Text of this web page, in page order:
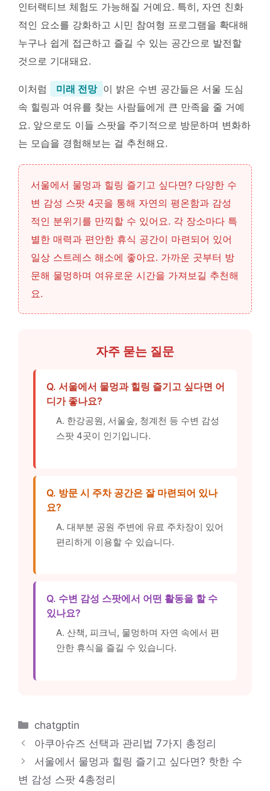
인터랙티브 체험도 가능해질 거예요. 특히, 자연 친화
적인 요소를 강화하고 시민 참여형 프로그램을 확대해
누구나 쉽게 접근하고 즐길 수 있는 공간으로 발전할
것으로 기대돼요.
이처럼 미래 전망 이 밝은 수변 공간들은 서울 도심
속 힐링과 여유를 찾는 사람들에게 큰 만족을 줄 거예
요. 앞으로도 이들 스팟을 주기적으로 방문하며 변화하
는 모습을 경험해보는 걸 추천해요.
서울에서 물멍과 힐링 즐기고 싶다면? 다양한 수
변 감성 스팟 4곳을 통해 자연의 평온함과 감성
적인 분위기를 만끽할 수 있어요. 각 장소마다 특
별한 매력과 편안한 휴식 공간이 마련되어 있어
일상 스트레스 해소에 좋아요. 가까운 곳부터 방
문해 물멍하며 여유로운 시간을 가져보길 추천해
요.
자주 묻는 질문
Q. 서울에서 물멍과 힐링 즐기고 싶다면 어
디가 좋나요?
A. 한강공원, 서울숲, 청계천 등 수변 감성
스팟 4곳이 인기입니다.
Q. 방문 시 주차 공간은 잘 마련되어 있나
요?
A. 대부분 공원 주변에 유료 주차장이 있어
편리하게 이용할 수 있습니다.
Q. 수변 감성 스팟에서 어떤 활동을 할 수
있나요?
A. 산책, 피크닉, 물멍하며 자연 속에서 편
안한 휴식을 즐길 수 있습니다.
카
테
고
리
chatgptin
아쿠아슈즈 선택과 관리법 7가지 총정리
서울에서 물멍과 힐링 즐기고 싶다면? 핫한 수
변 감성 스팟 4총정리